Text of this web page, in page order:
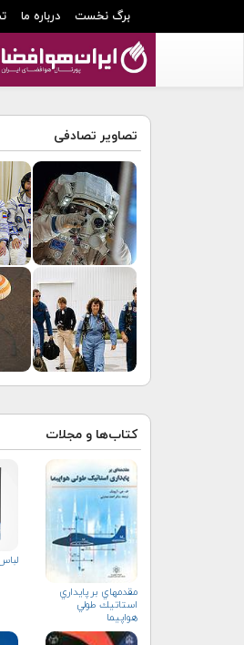
برگ نخست درباره ما
تصاویر تصادفی
کتاب‌ها و مجلات
مقدمه‏اي بر پايداري
استاتيك طولي
هواپيما